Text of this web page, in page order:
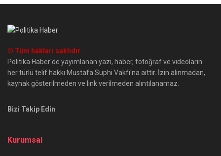
© Tüm hakları saklıdır
Politika Haber'de yayımlanan yazı, haber, fotoğraf ve videoların
her türlü telif hakkı Mustafa Suphi Vakfı'na aittir. İzin alınmadan,
kaynak gösterilmeden ve link verilmeden alıntılanamaz.
Bizi Takip Edin
Kurumsal